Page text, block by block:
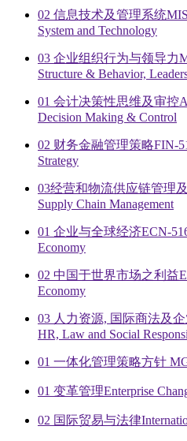
02 信息技术及管理系统
System and Technology
03 企业组织行为与领导力
Structure & Behavior,
01 会计决策性思维及审控
Decision Making & Control
02 财务金融管理策略FIN-
Strategy
03经营和物流供应链管理
Supply Chain Management
01 企业与全球经济ECN-
Economy
02 中国于世界市场之利益
Economy
03 人力资源, 国际商法及
HR, Law and Social
01 一体化管理策略方针
01 变革管理Enterprise
02 国际贸易与法律